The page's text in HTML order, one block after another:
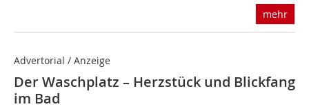
mehr
Advertorial / Anzeige
Der Waschplatz – Herzstück und Blickfang
im Bad